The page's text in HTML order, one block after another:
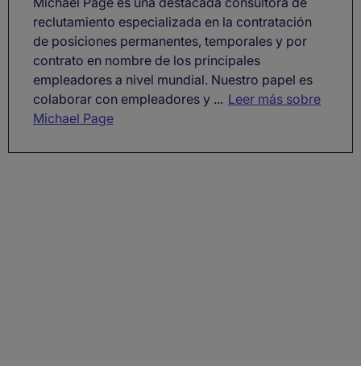
reclutamiento especializada en la contratación
de posiciones permanentes, temporales y por
contrato en nombre de los principales
empleadores a nivel mundial. Nuestro papel es
colaborar con empleadores y ... Leer más sobre
Michael Page